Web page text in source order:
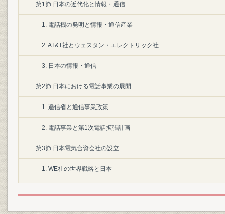
第1節 日本の近代化と情報・通信
1. 電話機の発明と情報・通信産業
2. AT&T社とウェスタン・エレクトリック社
3. 日本の情報・通信
第2節 日本における電話事業の展開
1. 逓信省と通信事業政策
2. 電話事業と第1次電話拡張計画
第3節 日本電気合資会社の設立
1. WE社の世界戦略と日本
3. 日本電気合資会社の設立